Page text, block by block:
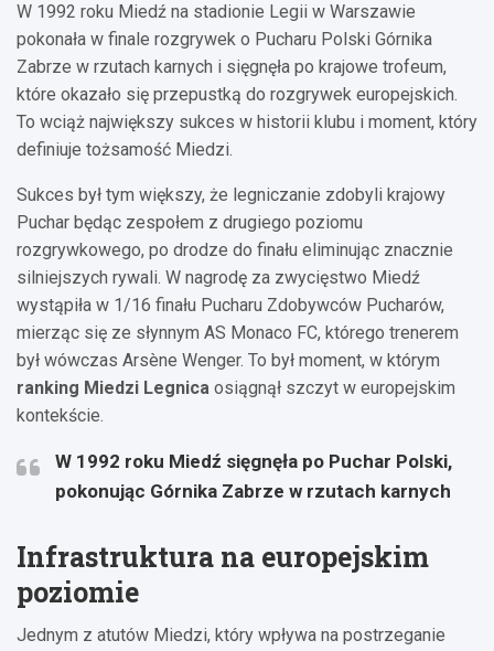
W 1992 roku Miedź na stadionie Legii w Warszawie
pokonała w finale rozgrywek o Pucharu Polski Górnika
Zabrze w rzutach karnych i sięgnęła po krajowe trofeum,
które okazało się przepustką do rozgrywek europejskich.
To wciąż największy sukces w historii klubu i moment, który
definiuje tożsamość Miedzi.
Sukces był tym większy, że legniczanie zdobyli krajowy
Puchar będąc zespołem z drugiego poziomu
rozgrywkowego, po drodze do finału eliminując znacznie
silniejszych rywali. W nagrodę za zwycięstwo Miedź
wystąpiła w 1/16 finału Pucharu Zdobywców Pucharów,
mierząc się ze słynnym AS Monaco FC, którego trenerem
był wówczas Arsène Wenger. To był moment, w którym
ranking Miedzi Legnica osiągnął szczyt w europejskim
kontekście.
W 1992 roku Miedź sięgnęła po Puchar Polski,
pokonując Górnika Zabrze w rzutach karnych
Infrastruktura na europejskim
poziomie
Jednym z atutów Miedzi, który wpływa na postrzeganie